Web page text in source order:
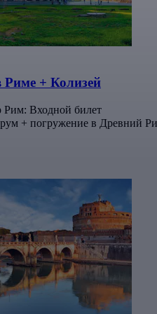
+ Колизей
Рим: Входной билет
+ погружение в Древний